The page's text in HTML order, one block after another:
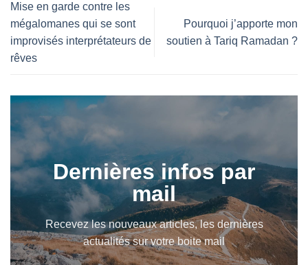
Mise en garde contre les
mégalomanes qui se sont
improvisés interprétateurs de
rêves
Pourquoi j’apporte mon
soutien à Tariq Ramadan ?
Dernières infos par
mail
Recevez les nouveaux articles, les dernières
actualités sur votre boite mail